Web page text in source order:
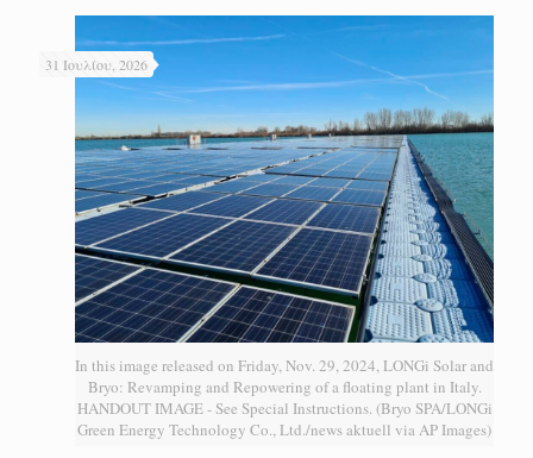
In this image released on Friday, Nov. 29, 2024, LONGi Solar and
Bryo: Revamping and Repowering of a floating plant in Italy.
HANDOUT IMAGE - See Special Instructions. (Bryo SPA/LONGi
Green Energy Technology Co., Ltd./news aktuell via AP Images)
31 Ιουλίου, 2026